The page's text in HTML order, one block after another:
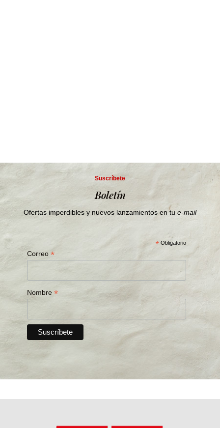
Suscríbete
Boletín
Ofertas imperdibles y nuevos lanzamientos en tu e-mail
* Obligatorio
Correo*
Nombre*